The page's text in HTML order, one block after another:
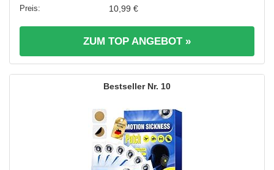
10,99 €
ZUM TOP ANGEBOT »
10